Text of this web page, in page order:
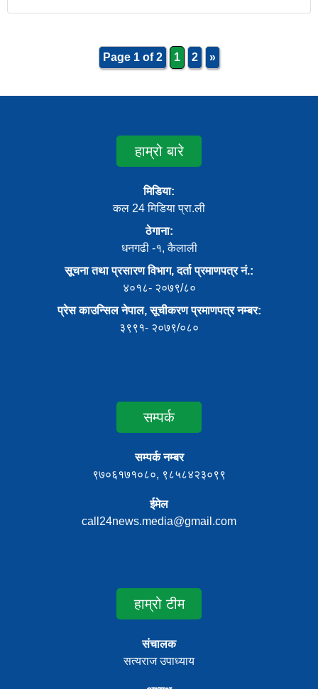
Page 1 of 2 1 2 »
हाम्रो बारे
मिडिया:
कल 24 मिडिया प्रा.ली
ठेगाना:
धनगढी -१, कैलाली
सूचना तथा प्रसारण विभाग, दर्ता प्रमाणपत्र नं.:
४०१८- २०७९/८०
प्रेस काउन्सिल नेपाल, सूचीकरण प्रमाणपत्र नम्बर:
३९९१- २०७९/०८०
सम्पर्क
सम्पर्क नम्बर
९७०६१७१०८०, ९८५८४२३०९९
ईमेल
call24news.media@gmail.com
हाम्रो टीम
संचालक
सत्यराज उपाध्याय